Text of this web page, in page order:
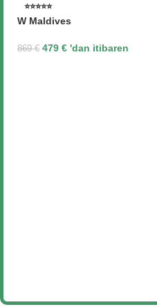
⭐⭐⭐⭐⭐
W Maldives
869€ 479 € 'dan itibaren